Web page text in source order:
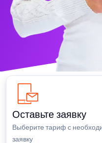
Оставьте заявку
Выберите тариф с
заявку